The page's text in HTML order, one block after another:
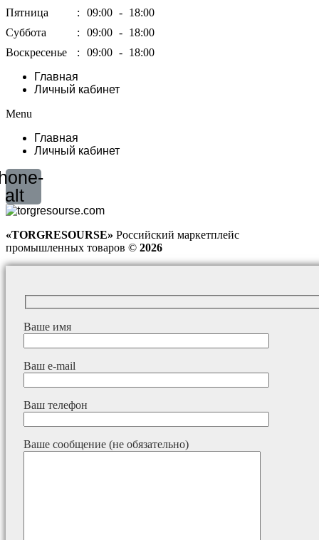
Пятница
: 09:00 - 18:00
Суббота
: 09:00 - 18:00
Воскресенье
: 09:00 - 18:00
Главная
Личный кабинет
Menu
Главная
Личный кабинет
alt
«TORGRESOURSE» Российский маркетплейс
промышленных товаров © 2026
Ваше имя
Ваш e-mail
Ваш телефон
Ваше сообщение (не обязательно)